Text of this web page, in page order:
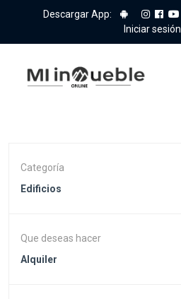
Descargar App:
Iniciar sesión
Categoría
Edificios
Que deseas hacer
Alquiler